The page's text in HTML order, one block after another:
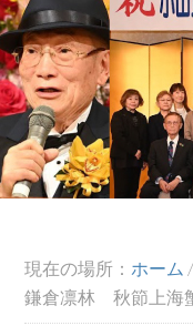
現在の場所： ホーム /
鎌倉凛林 秋節上海